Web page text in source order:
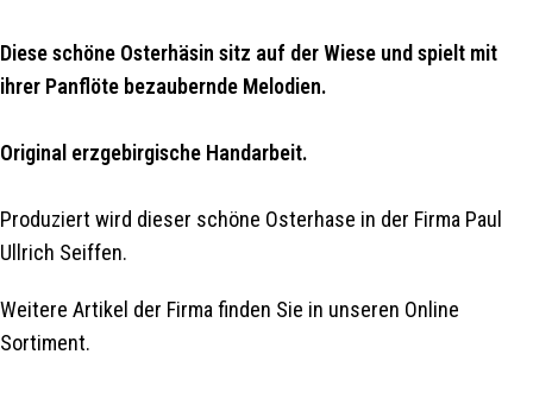
Diese schöne Osterhäsin sitz auf der Wiese und spielt mit
ihrer Panflöte bezaubernde Melodien.
Original erzgebirgische Handarbeit.
Produziert wird dieser schöne Osterhase in der Firma Paul
Ullrich Seiffen.
Weitere Artikel der Firma finden Sie in unseren Online
Sortiment.